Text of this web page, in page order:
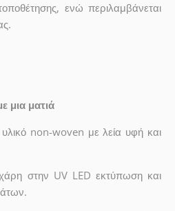
ενώ περιλαμβάνεται
μια ματιά
non-woven με λεία υφή και
στην UV LED εκτύπωση και